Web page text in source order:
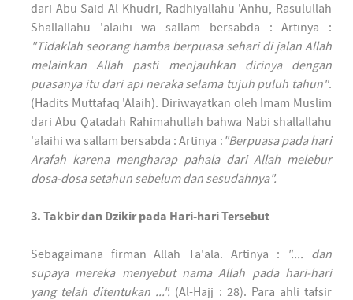
dari Abu Said Al-Khudri, Radhiyallahu 'Anhu, Rasulullah
Shallallahu 'alaihi wa sallam bersabda : Artinya :
"Tidaklah seorang hamba berpuasa sehari di jalan Allah
melainkan Allah pasti menjauhkan dirinya dengan
puasanya itu dari api neraka selama tujuh puluh tahun".
(Hadits Muttafaq 'Alaih). Diriwayatkan oleh Imam Muslim
dari Abu Qatadah Rahimahullah bahwa Nabi shallallahu
'alaihi wa sallam bersabda : Artinya : "Berpuasa pada hari
Arafah karena mengharap pahala dari Allah melebur
dosa-dosa setahun sebelum dan sesudahnya".
3. Takbir dan Dzikir pada Hari-hari Tersebut
Sebagaimana firman Allah Ta'ala. Artinya :
".... dan
supaya mereka menyebut nama Allah pada hari-hari
yang telah ditentukan ...". (Al-Hajj : 28). Para ahli tafsir